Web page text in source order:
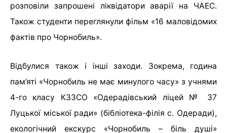
розповіли запрошені ліквідатори аварії на ЧАЕС.
Також студенти переглянули фільм «16 маловідомих
фактів про Чорнобиль».
Відбулися також і інші заходи. Зокрема, година
пам’яті «Чорнобиль не має минулого часу» з учнями
4-го класу КЗЗСО «Одерадівський ліцей № 37
Луцької міської ради» (бібліотека-філія с. Одеради),
екологічний екскурс «Чорнобиль – біль душі»